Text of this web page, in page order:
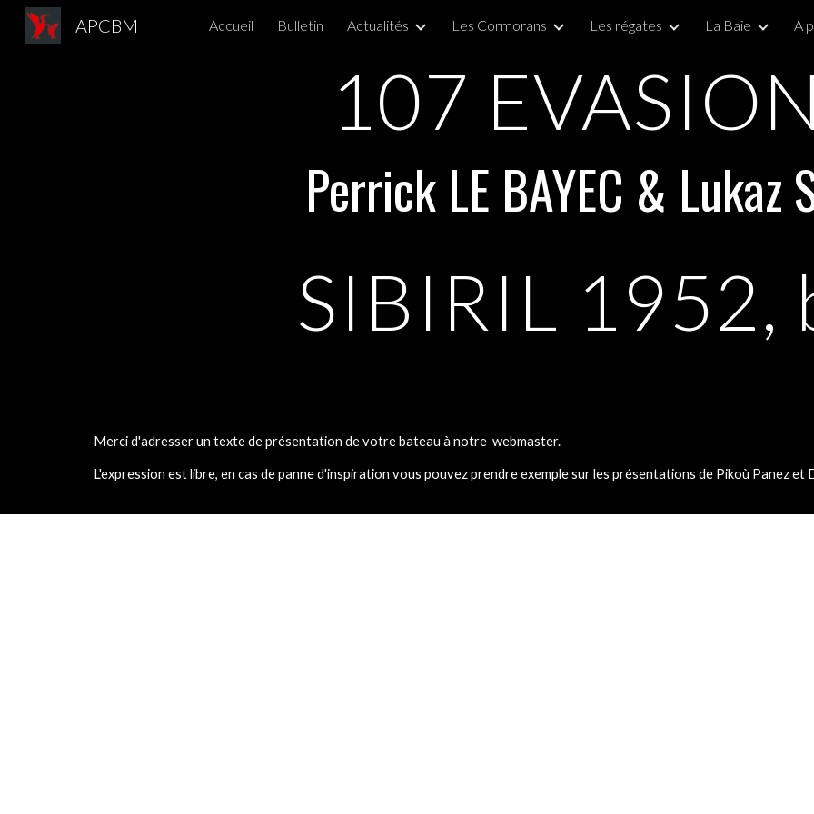
Skip to main content Skip to
APCBM Accueil Bulletin Actualités Les Cormorans Les régates La Baie A
107
Perrick LE BAYEC & Lukaz
SIBIRIL 1952,
Merci d'adresser un texte de présentation de votre bateau à notre webmaster.
L'expression est libre, en cas de panne d'inspiration vous pouvez prendre exemple sur les présentations de Pikoù Panez et